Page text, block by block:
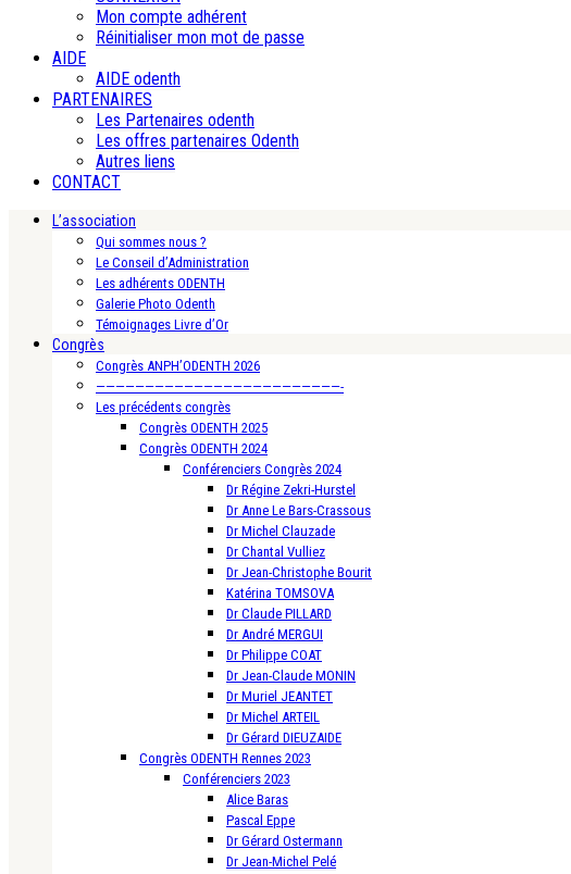
Mon compte adhérent
Réinitialiser mon mot de passe
AIDE
AIDE odenth
PARTENAIRES
Les Partenaires odenth
Les offres partenaires Odenth
Autres liens
CONTACT
L’association
Qui sommes nous ?
Le Conseil d’Administration
Les adhérents ODENTH
Galerie Photo Odenth
Témoignages Livre d’Or
Congrès
Congrès ANPH’ODENTH 2026
—————————————————————————-
Les précédents congrès
Congrès ODENTH 2025
Congrès ODENTH 2024
Conférenciers Congrès 2024
Dr Régine Zekri-Hurstel
Dr Anne Le Bars-Crassous
Dr Michel Clauzade
Dr Chantal Vulliez
Dr Jean-Christophe Bourit
Katérina TOMSOVA
Dr Claude PILLARD
Dr André MERGUI
Dr Philippe COAT
Dr Jean-Claude MONIN
Dr Muriel JEANTET
Dr Michel ARTEIL
Dr Gérard DIEUZAIDE
Congrès ODENTH Rennes 2023
Conférenciers 2023
Alice Baras
Pascal Eppe
Dr Gérard Ostermann
Dr Jean-Michel Pelé